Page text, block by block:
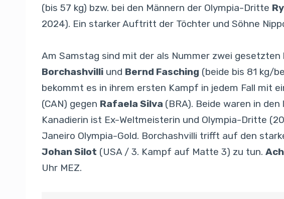
(bis 57 kg) bzw. bei den Männern der Olympia-Dritte
2024). Ein starker Auftritt der Töchter und Söhne
Am Samstag sind mit der als Nummer zwei gesetzten
Borchashvilli und Bernd Fasching (beide bis 81 kg/
bekommt es in ihrem ersten Kampf in jedem Fall mit
(CAN) gegen Rafaela Silva (BRA). Beide waren in
Kanadierin ist Ex-Weltmeisterin und Olympia-Dritte
Janeiro Olympia-Gold. Borchashvilli trifft auf den
Johan Silot (USA / 3. Kampf auf Matte 3) zu tun.
Uhr MEZ.